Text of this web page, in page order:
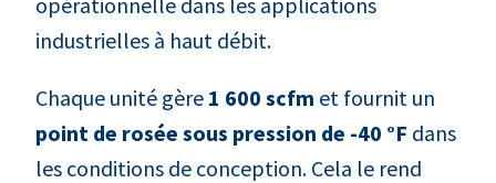
industrielles à haut débit.
Chaque unité gère 1 600 scfm et fournit un
point de rosée sous pression de -40 °F dans
les conditions de conception. Cela le rend